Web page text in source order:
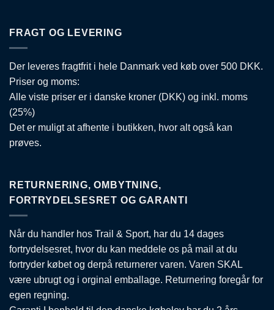
FRAGT OG LEVERING
Der leveres fragtfrit i hele Danmark ved køb over 500 DKK.
Priser og moms:
Alle viste priser er i danske kroner (DKK) og inkl. moms
(25%)
Det er muligt at afhente i butikken, hvor alt også kan
prøves.
RETURNERING, OMBYTNING,
FORTRYDELSESRET OG GARANTI
Når du handler hos Trail & Sport, har du 14 dages
fortrydelsesret, hvor du kan meddele os på mail at du
fortryder købet og derpå returnerer varen. Varen SKAL
være ubrugt og i orginal emballage. Returnering foregår for
egen regning.